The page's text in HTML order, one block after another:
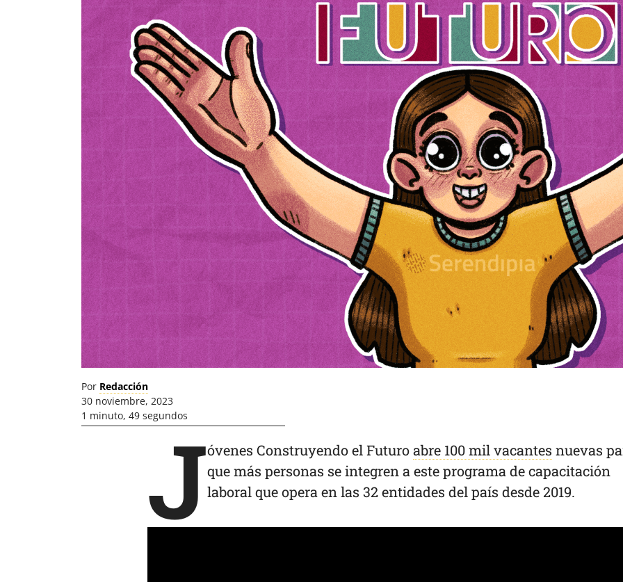
Por Redacción
30 noviembre, 2023
1 minuto, 49 segundos
Jóvenes Construyendo el Futuroabre 100 mil vacantes nuevas
que más personas se integren a este programa de capacitación
laboral que opera en las 32 entidades del país desde 2019.